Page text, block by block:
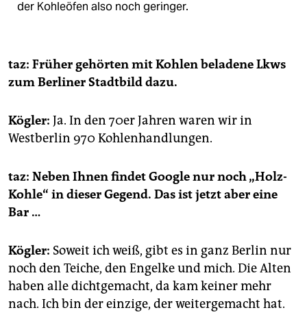
der Kohleöfen also noch geringer.
taz: Früher gehörten mit Kohlen beladene Lkws
zum Berliner Stadtbild dazu.
Kögler: Ja. In den 70er Jahren waren wir in
Westberlin 970 Kohlenhandlungen.
taz: Neben Ihnen findet Google nur noch „Holz-
Kohle“ in dieser Gegend. Das ist jetzt aber eine
Bar …
Kögler: Soweit ich weiß, gibt es in ganz Berlin nur
noch den Teiche, den Engelke und mich. Die Alten
haben alle dichtgemacht, da kam keiner mehr
nach. Ich bin der einzige, der weitergemacht hat.